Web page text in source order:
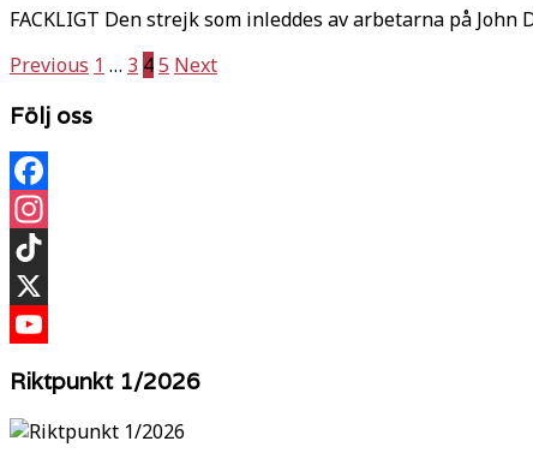
FACKLIGT Den strejk som inleddes av arbetarna på
Sidnumrering
för
inlägg
Previous 1 … 3 45 Next
Följ oss
Facebook
Instagram
TikTok
X
Riktpunkt 1/2026